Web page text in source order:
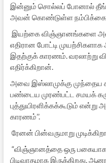
இன்னும் சொல்லப் போனால்
அவன் கொண்டுள்ள
இயற்கை விஞ்ஞானங்களை அவன்
எதிரான போட்டி
இதற்குக் காரணம்.
எதிர்க்கிறான்.
அவை இஸ்லாமுக்கு முந்தைய
பண்டைய முரண்பட்ட சமயக்
புத்துயிரளிக்கக்கூடும்
காரணம்’’.
ரேனன் பின்வருமாறு
“விஞ்ஞானத்தை ஒரு
பிடிவாதமாக இருக்கிறது.